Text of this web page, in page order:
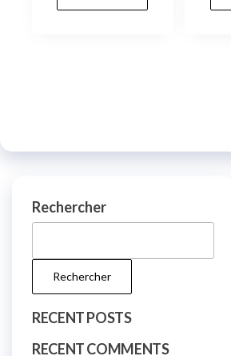
Rechercher
Rechercher
RECENT POSTS
RECENT COMMENTS